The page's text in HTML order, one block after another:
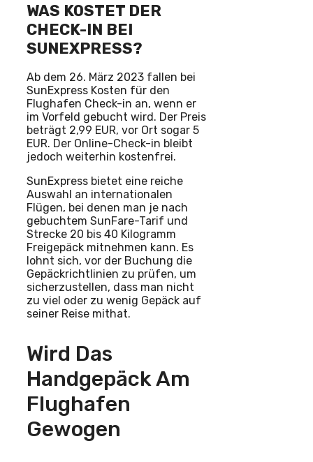
WAS KOSTET DER
CHECK-IN BEI
SUNEXPRESS?
Ab dem 26. März 2023 fallen bei
SunExpress Kosten für den
Flughafen Check-in an, wenn er
im Vorfeld gebucht wird. Der Preis
beträgt 2,99 EUR, vor Ort sogar 5
EUR. Der Online-Check-in bleibt
jedoch weiterhin kostenfrei.
SunExpress bietet eine reiche
Auswahl an internationalen
Flügen, bei denen man je nach
gebuchtem SunFare-Tarif und
Strecke 20 bis 40 Kilogramm
Freigepäck mitnehmen kann. Es
lohnt sich, vor der Buchung die
Gepäckrichtlinien zu prüfen, um
sicherzustellen, dass man nicht
zu viel oder zu wenig Gepäck auf
seiner Reise mithat.
Wird Das
Handgepäck Am
Flughafen
Gewogen